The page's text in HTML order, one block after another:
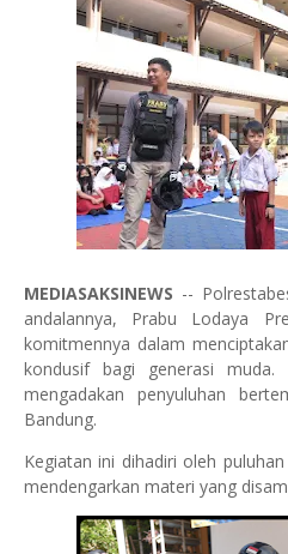
MEDIASAKSINEWS --
andalannya, Prabu Lodaya
komitmennya dalam
kondusif bagi generasi
mengadakan penyuluhan
Bandung.
Kegiatan ini dihadiri oleh
mendengarkan materi yang